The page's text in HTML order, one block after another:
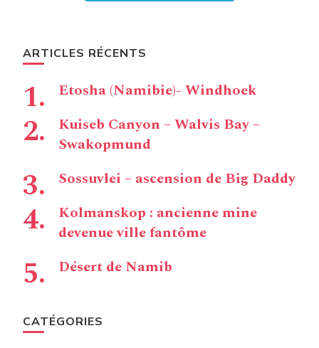
ARTICLES RÉCENTS
Etosha (Namibie)- Windhoek
Kuiseb Canyon – Walvis Bay –
Swakopmund
Sossuvlei – ascension de Big Daddy
Kolmanskop : ancienne mine
devenue ville fantôme
Désert de Namib
CATÉGORIES